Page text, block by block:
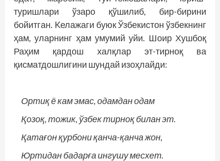
туришлари ўзаро қўшилиб, бир-бирини
бойитган. Kелажаги буюк Ўзбекистон ўзбекнинг
ҳам, уларнинг ҳам умумий уйи. Шоир Хушбоқ
Раҳим қардош халқлар эт-тирноқ ва
қисматдошлигини шундай изоҳлайди:
Ортиқ ё кам эмас, одамдан одам
Қозоқ, тожик, ўзбек тирноқ билан эт.
Қатағон қурбони қанча-қанча жон,
Юртидан бадарға ингушу месхет.